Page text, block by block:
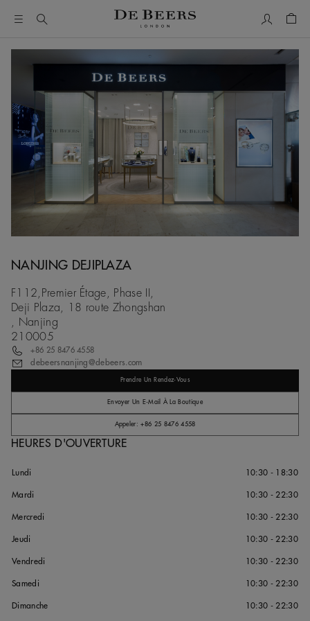
NANJING DEJIPLAZA
F112,Premier Étage, Phase II,
Deji Plaza, 18 route Zhongshan
, Nanjing
210005
+86 25 8476 4558
debeersnanjing@debeers.com
Prendre Un Rendez-Vous
Envoyer Un E-Mail À La Boutique
Appeler: +86 25 8476 4558
HEURES D'OUVERTURE
Lundi 10:30 - 18:30
Mardi 10:30 - 22:30
Mercredi 10:30 - 22:30
Jeudi 10:30 - 22:30
Vendredi 10:30 - 22:30
Samedi 10:30 - 22:30
Dimanche 10:30 - 22:30